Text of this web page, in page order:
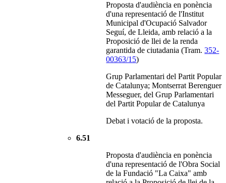
Proposta d'audiència en ponència
d'una representació de l'Institut
Municipal d'Ocupació Salvador
Seguí, de Lleida, amb relació a la
Proposició de llei de la renda
garantida de ciutadania (Tram.352-
00363/15)
Grup Parlamentari del Partit Popular
de Catalunya; Montserrat Berenguer
Messeguer, del Grup Parlamentari
del Partit Popular de Catalunya
Debat i votació de la proposta.
6.51
Proposta d'audiència en ponència
d'una representació de l'Obra Social
de la Fundació "La Caixa" amb